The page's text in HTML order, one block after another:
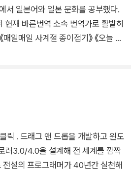
같은 해 지보(Xevo)를 창업해 미국
업으로 성장시켰다. 2019년 지보를
현재 시애틀에 거주하면서 아이폰
부 넘게 팔린 베스트셀러 《오늘 또
다.
서 일본어와 일본 문화를 공부했다.
현재 바른번역 소속 번역가로 활발히
일매일 사계절 종이접기》 《오늘 또
릭 ․ 드래그 앤 드롭을 개발하고 윈도
러3.0/4.0을 설계해 전 세계를 깜짝